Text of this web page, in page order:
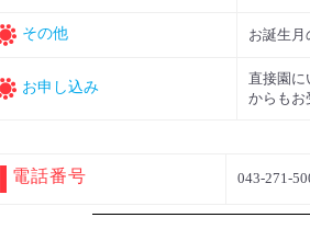
その他 お誕生
お申し込み
直接園に
からもお
電話番号 043-271-